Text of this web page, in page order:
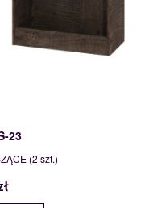
23
(2 szt.)